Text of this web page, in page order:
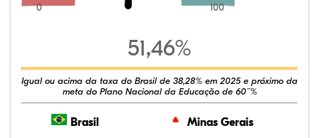
0 100
51,46%
Igual ou acima da taxa do Brasil de 38,28% em 2025 e próximo da
meta do Plano Nacional da Educação de 60¨%
Brasil Minas Gerais